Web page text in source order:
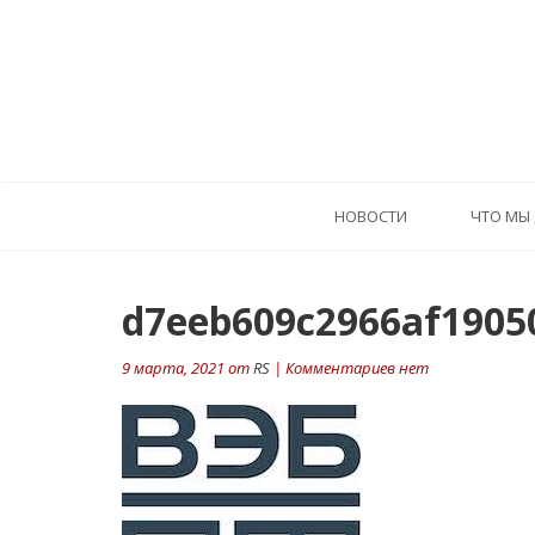
HОВОСТИ ЧТО МЫ
9 марта, 2021 отRS | Комментариев нет